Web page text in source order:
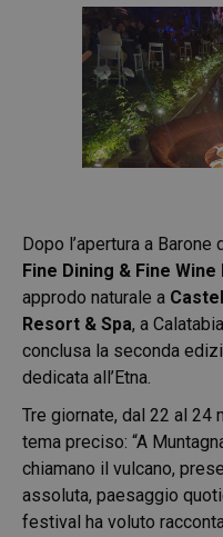
Dopo l’apertura a Barone
Fine Dining & Fine
approdo naturale a
Resort & Spa, a
conclusa la seconda
dedicata all’Etna.
Tre giornate, dal 22 al 24
tema preciso: “A
chiamano il vulcano,
assoluta, paesaggio
festival ha voluto